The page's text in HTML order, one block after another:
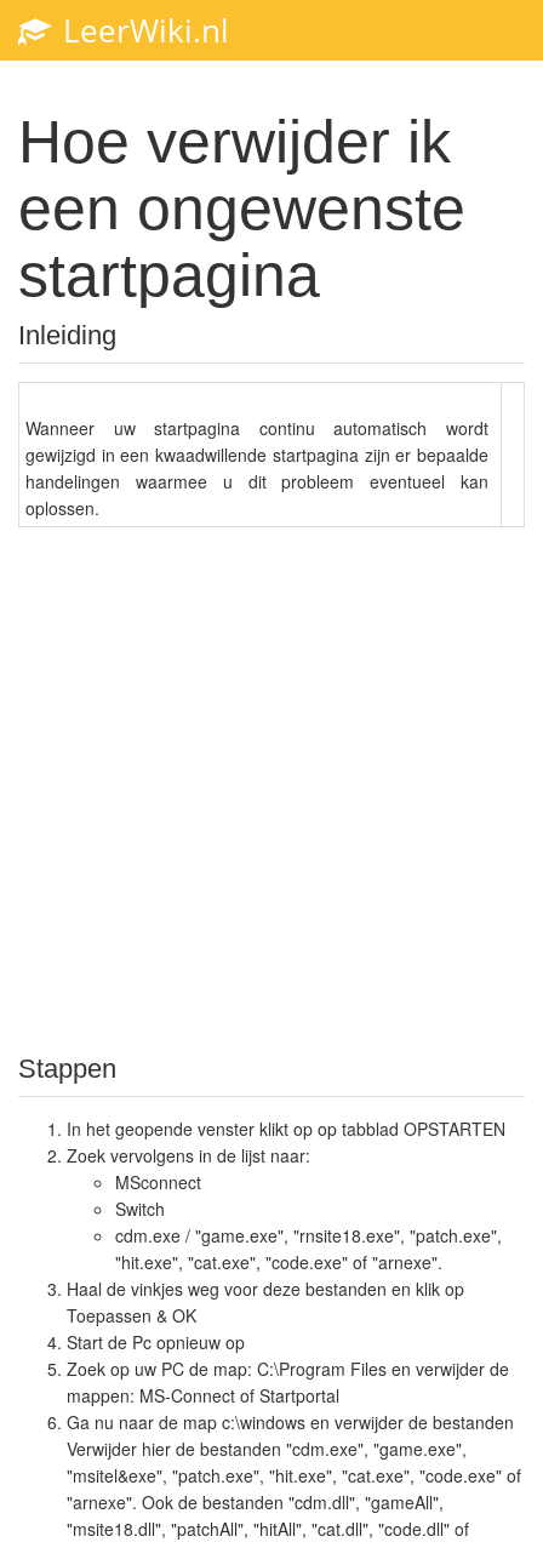
LeerWiki.nl
Hoe verwijder ik
een ongewenste
startpagina
Inleiding
Wanneer uw startpagina continu automatisch wordt
gewijzigd in een kwaadwillende startpagina zijn er bepaalde
handelingen waarmee u dit probleem eventueel kan
oplossen.
Stappen
In het geopende venster klikt op op tabblad OPSTARTEN
Zoek vervolgens in de lijst naar:
MSconnect
Switch
cdm.exe / "game.exe", "rnsite18.exe", "patch.exe",
"hit.exe", "cat.exe", "code.exe" of "arnexe".
Haal de vinkjes weg voor deze bestanden en klik op
Toepassen & OK
Start de Pc opnieuw op
Zoek op uw PC de map: C:\Program Files en verwijder de
mappen: MS-Connect of Startportal
Ga nu naar de map c:\windows en verwijder de bestanden
Verwijder hier de bestanden "cdm.exe", "game.exe",
"msitel&exe", "patch.exe", "hit.exe", "cat.exe", "code.exe" of
"arnexe". Ook de bestanden "cdm.dll", "gameAll",
"msite18.dll", "patchAll", "hitAll", "cat.dll", "code.dll" of